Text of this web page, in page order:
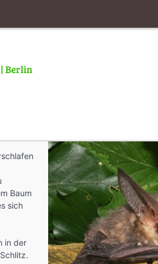
Berlin
Baum
sich
in der